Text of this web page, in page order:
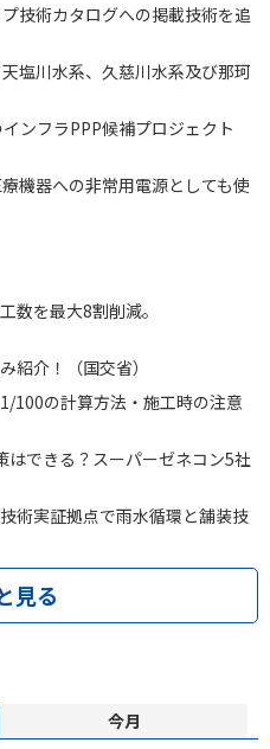
技術カタログへの掲載技術を追
塩川水系、久慈川水系及び那珂
ンフラPPP候補プロジェクト
機器への非常用電源としても使
数を最大8割削減。
紹介！（国交省）
100の計算方法・施工時の注意
はできる？スーパーゼネコン5社
術実証拠点で雨水循環と舗装技
見る
今月